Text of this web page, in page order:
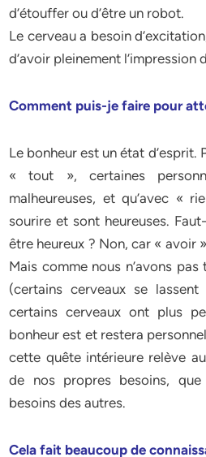
d’étouffer ou d’être un robot.
Le cerveau a besoin
d’avoir pleinement l’impression
Comment puis-je faire pour
Le bonheur est un état d’esprit.
« tout », certaines
malheureuses, et qu’avec «
sourire et sont heureuses.
être heureux ? Non, car « avoir
Mais comme nous n’avons
(certains cerveaux se
certains cerveaux ont plus
bonheur est et restera
cette quête intérieure relève
de nos propres besoins,
besoins des autres.
Cela fait beaucoup de